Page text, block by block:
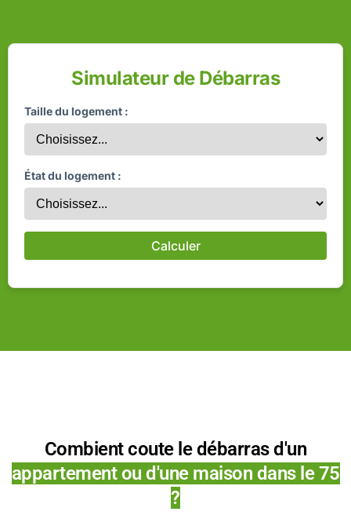
Simulateur de Débarras
Taille du logement :
État du logement :
Calculer
Combient coute le débarras d'un
appartement ou d'une maison dans le 75
?